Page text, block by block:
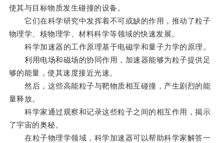
使其与目标物质发生碰撞的设备。
它们在科学研究中发挥着不可或缺的作用，推动了粒子
物理学、核物理学、材料科学等领域的快速发展。
科学加速器的工作原理基于电磁学和量子力学的原理。
利用电场和磁场的协同作用，加速器能够为粒子提供足
够的能量，使其速度接近光速。
然后，这些高能粒子与靶物质相互碰撞，产生剧烈的能
量释放。
科学家通过观察和记录这些粒子之间的相互作用，揭示
了宇宙的奥秘。
在粒子物理学领域，科学加速器可以帮助科学家解答一